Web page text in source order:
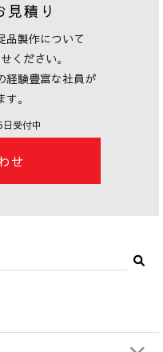
見積り
品製作について
ください。
経験豊富な社員が
。
受付中
せ